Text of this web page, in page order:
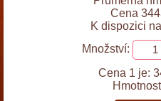
Cena
K dispozici
Množství:
Cena 1 je: